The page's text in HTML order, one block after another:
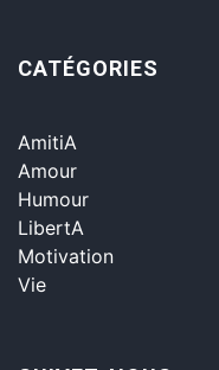
CATÉGORIES
AmitiA
Amour
Humour
LibertA
Motivation
Vie